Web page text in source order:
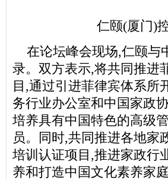
仁颐(厦门)
在论坛峰会现场,仁颐与
录。双方表示,将共同推进
目,通过引进菲律宾体系所
务行业办公室和中国家政
培养具有中国特色的高级
员。同时,共同推进各地家
培训认证项目,推进家政行
养和打造中国文化素养家